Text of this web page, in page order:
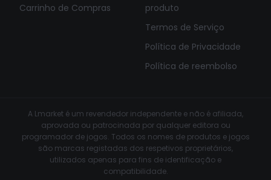
Carrinho de Compras
produto
Termos de Serviço
Política de Privacidade
Política de reembolso
A Lmarket é um revendedor independente e não é afiliada,
aprovada ou patrocinada por qualquer editora ou
programador de jogos. Todos os nomes de produtos e jogos
são marcas registadas dos respetivos proprietários,
utilizados apenas para fins de identificação e
compatibilidade.